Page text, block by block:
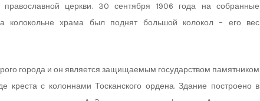
православной церкви. 30 сентября 1906 года на собранные
колокольне храма был поднят большой колокол – его вес
города и он является защищаемым государством памятником
креста с колоннами Тосканского ордена. Здание построено в